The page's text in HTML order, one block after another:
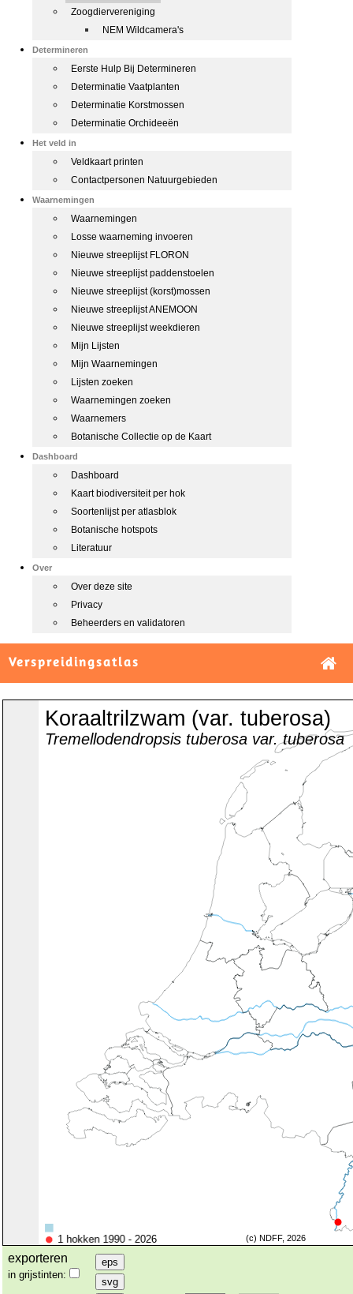
Zoogdiervereniging
NEM Wildcamera's
Determineren
Eerste Hulp Bij Determineren
Determinatie Vaatplanten
Determinatie Korstmossen
Determinatie Orchideeën
Het veld in
Veldkaart printen
Contactpersonen Natuurgebieden
Waarnemingen
Waarnemingen
Losse waarneming invoeren
Nieuwe streeplijst FLORON
Nieuwe streeplijst paddenstoelen
Nieuwe streeplijst (korst)mossen
Nieuwe streeplijst ANEMOON
Nieuwe streeplijst weekdieren
Mijn Lijsten
Mijn Waarnemingen
Lijsten zoeken
Waarnemingen zoeken
Waarnemers
Botanische Collectie op de Kaart
Dashboard
Dashboard
Kaart biodiversiteit per hok
Soortenlijst per atlasblok
Botanische hotspots
Literatuur
Over
Over deze site
Privacy
Beheerders en validatoren
Verspreidingsatlas